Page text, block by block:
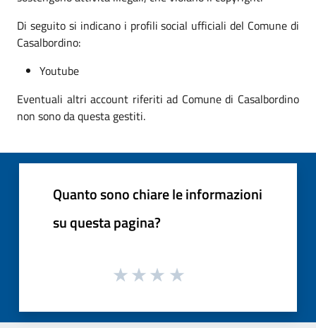
Di seguito si indicano i profili social ufficiali del Comune di
Casalbordino:
Youtube
Eventuali altri account riferiti ad Comune di Casalbordino
non sono da questa gestiti.
Quanto sono chiare le informazioni
su questa pagina?